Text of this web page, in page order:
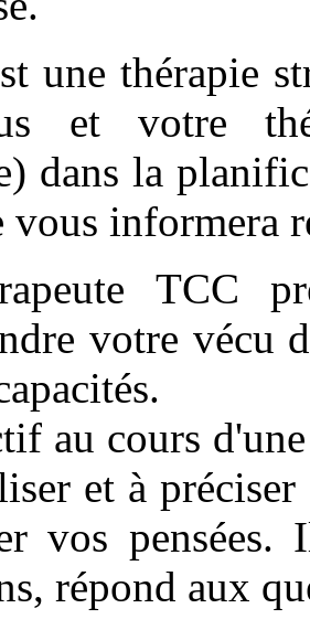
une thérapie
et votre
dans la
vous informera
TCC
votre vécu
au cours
et à
vos pensées.
répond aux